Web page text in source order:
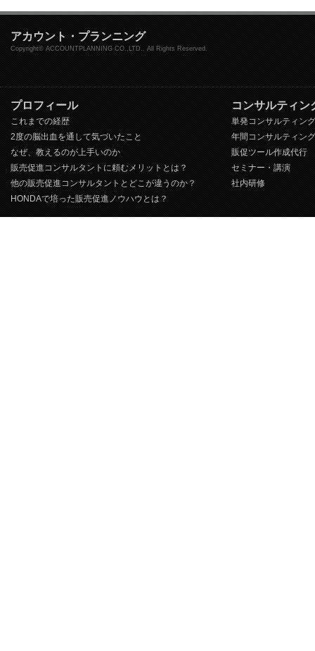
アカウント・プランニング
Copyright© ACCOUNTPLANNING CO.,LTD.. All Rights Reserved.
プロフィール
これまでの経歴
2度の脳出血を通して気づいたこと
なぜ、教えるのが上手いのか
販売促進コンサルタントに頼むメリットとは？
他の販売促進コンサルタントとどこが違うのか？
HONDAで培った販売促進ノウハウとは？
コンサルティン
単発コンサルティング
年間コンサルティング
販促ツール作成代行
セミナー・講演
社内研修